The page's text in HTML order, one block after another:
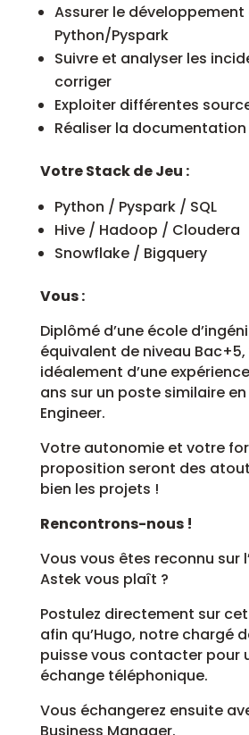
Assurer le développement
Python/Pyspark
Suivre et analyser les
corriger
Exploiter différentes
Réaliser la
Votre Stack de Jeu :
Python / Pyspark / SQL
Hive / Hadoop / Cloudera
Snowflake / Bigquery
Vous :
Diplômé d’une école
équivalent de niveau
idéalement d’une
ans sur un poste similaire
Engineer.
Votre autonomie et votre
proposition seront des
bien les projets !
Rencontrons-nous !
Vous vous êtes reconnu sur
Astek vous plaît ?
Postulez directement sur
afin qu’Hugo, notre chargé
puisse vous contacter pour
échange téléphonique.
Vous échangerez ensuite
Business Manager.